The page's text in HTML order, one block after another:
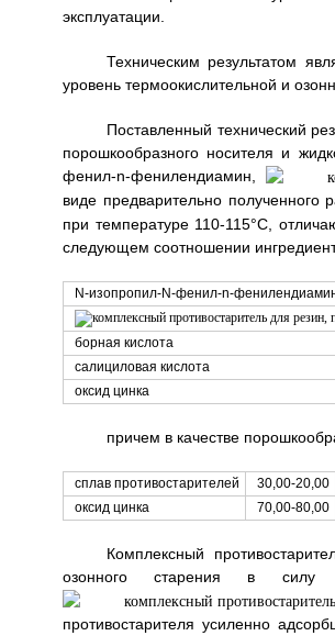
эксплуатации.
Техническим результатом
уровень термоокислительной и
Поставленный технический
порошкообразного носителя и
фенил-n-фенилендиамин,
виде предварительно полученного
при температуре 110-115°C,
следующем соотношении
N-изопропил-N-фенил-n-
борная кислота
салициловая кислота
оксид цинка
причем в качестве
сплав противостарителей
30,00-20,00
оксид цинка
70,00-80,00
Комплексный
озонного старения в силу
противостарителя усиленно